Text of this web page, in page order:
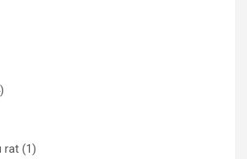
rat (1)